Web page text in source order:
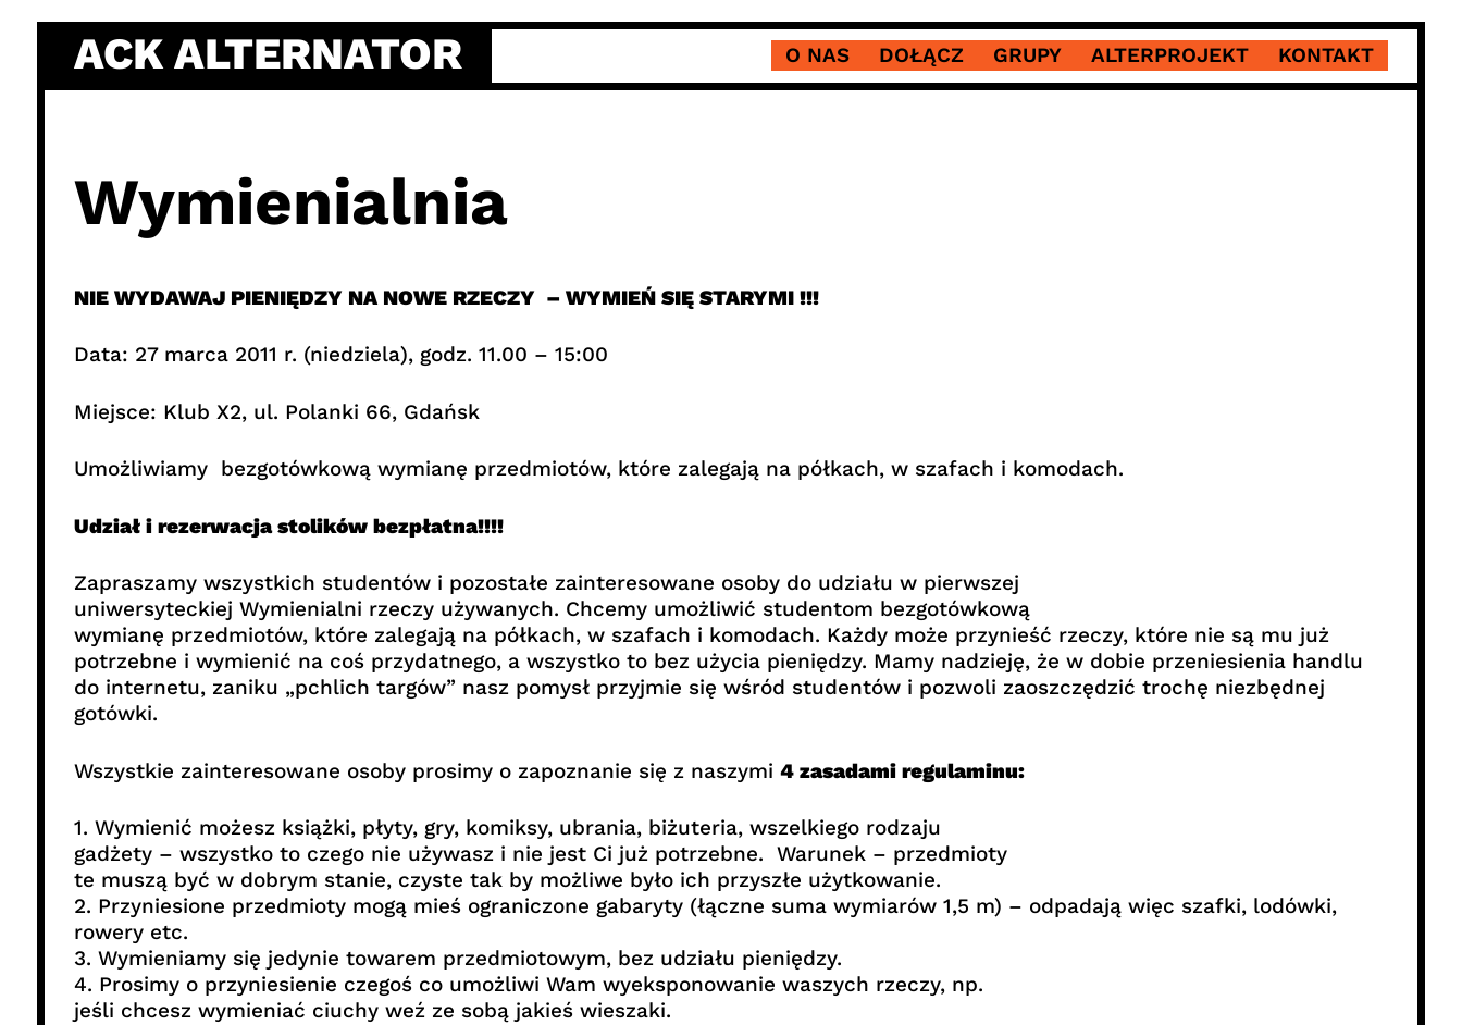
content
ACK ALTERNATOR O NAS DOŁĄCZ GRUPY ALTERPROJEKT KONTAKT
Wymienialnia
NIE WYDAWAJ PIENIĘDZY NA NOWE RZECZY – WYMIEŃ SIĘ STARYMI !!!
Data: 27 marca 2011 r. (niedziela), godz. 11.00 – 15:00
Miejsce: Klub X2, ul. Polanki 66, Gdańsk
Umożliwiamy bezgotówkową wymianę przedmiotów, które zalegają na półkach, w szafach i komodach.
Udział i rezerwacja stolików bezpłatna!!!!
Zapraszamy wszystkich studentów i pozostałe zainteresowane osoby do udziału w pierwszej
uniwersyteckiej Wymienialni rzeczy używanych. Chcemy umożliwić studentom bezgotówkową
wymianę przedmiotów, które zalegają na półkach, w szafach i komodach. Każdy może przynieść rzeczy, które nie są mu już
potrzebne i wymienić na coś przydatnego, a wszystko to bez użycia pieniędzy. Mamy nadzieję, że w dobie przeniesienia handlu
do internetu, zaniku „pchlich targów” nasz pomysł przyjmie się wśród studentów i pozwoli zaoszczędzić trochę niezbędnej
gotówki.
Wszystkie zainteresowane osoby prosimy o zapoznanie się z naszymi 4 zasadami regulaminu:
1. Wymienić możesz książki, płyty, gry, komiksy, ubrania, biżuteria, wszelkiego rodzaju
gadżety – wszystko to czego nie używasz i nie jest Ci już potrzebne. Warunek – przedmioty
te muszą być w dobrym stanie, czyste tak by możliwe było ich przyszłe użytkowanie.
2. Przyniesione przedmioty mogą mieś ograniczone gabaryty (łączne suma wymiarów 1,5 m) – odpadają więc szafki, lodówki,
rowery etc.
3. Wymieniamy się jedynie towarem przedmiotowym, bez udziału pieniędzy.
4. Prosimy o przyniesienie czegoś co umożliwi Wam wyeksponowanie waszych rzeczy, np.
jeśli chcesz wymieniać ciuchy weź ze sobą jakieś wieszaki.